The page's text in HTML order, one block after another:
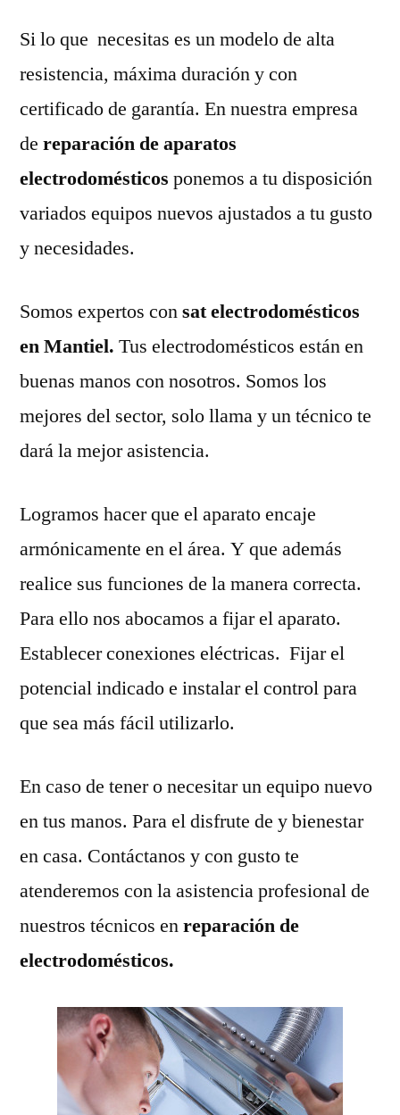
Si lo que necesitas es un modelo de alta
resistencia, máxima duración y con
certificado de garantía. En nuestra empresa
de reparación de aparatos
electrodomésticos ponemos a tu disposición
variados equipos nuevos ajustados a tu gusto
y necesidades.
Somos expertos consat electrodomésticos
en Mantiel. Tus electrodomésticos están en
buenas manos con nosotros. Somos los
mejores del sector, solo llama y un técnico te
dará la mejor asistencia.
Logramos hacer que el aparato encaje
armónicamente en el área. Y que además
realice sus funciones de la manera correcta.
Para ello nos abocamos a fijar el aparato.
Establecer conexiones eléctricas. Fijar el
potencial indicado e instalar el control para
que sea más fácil utilizarlo.
En caso de tener o necesitar un equipo nuevo
en tus manos. Para el disfrute de y bienestar
en casa. Contáctanos y con gusto te
atenderemos con la asistencia profesional de
nuestros técnicos enreparación de
electrodomésticos.